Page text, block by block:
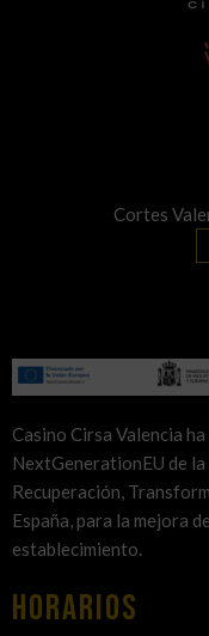
Cortes
Casino Cirsa Valencia
NextGenerationEU de
Recuperación,
España, para la mejora
establecimiento.
HORARIOS